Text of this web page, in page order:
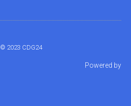
© 2023 CDG24
Powered by